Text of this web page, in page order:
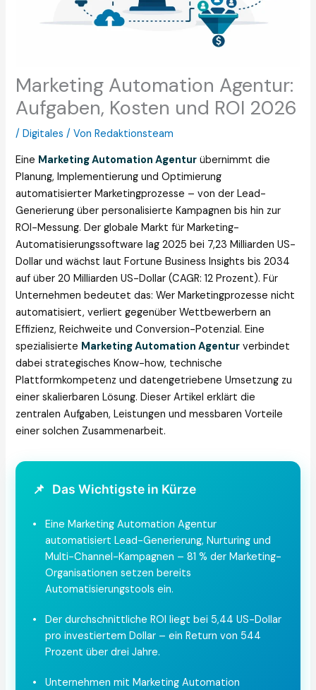
Marketing Automation Agentur:
Aufgaben, Kosten und ROI 2026
/Digitales / VonRedaktionsteam
Eine Marketing Automation Agentur übernimmt die
Planung, Implementierung und Optimierung
automatisierter Marketingprozesse – von der Lead-
Generierung über personalisierte Kampagnen bis hin zur
ROI-Messung. Der globale Markt für Marketing-
Automatisierungssoftware lag 2025 bei 7,23 Milliarden US-
Dollar und wächst laut Fortune Business Insights bis 2034
auf über 20 Milliarden US-Dollar (CAGR: 12 Prozent). Für
Unternehmen bedeutet das: Wer Marketingprozesse nicht
automatisiert, verliert gegenüber Wettbewerbern an
Effizienz, Reichweite und Conversion-Potenzial. Eine
spezialisierte Marketing Automation Agentur verbindet
dabei strategisches Know-how, technische
Plattformkompetenz und datengetriebene Umsetzung zu
einer skalierbaren Lösung. Dieser Artikel erklärt die
zentralen Aufgaben, Leistungen und messbaren Vorteile
einer solchen Zusammenarbeit.
📌 Das Wichtigste in Kürze
•
Eine Marketing Automation Agentur
automatisiert Lead-Generierung, Nurturing und
Multi-Channel-Kampagnen – 81 % der Marketing-
Organisationen setzen bereits
Automatisierungstools ein.
•
Der durchschnittliche ROI liegt bei 5,44 US-Dollar
pro investiertem Dollar – ein Return von 544
Prozent über drei Jahre.
•
Unternehmen mit Marketing Automation